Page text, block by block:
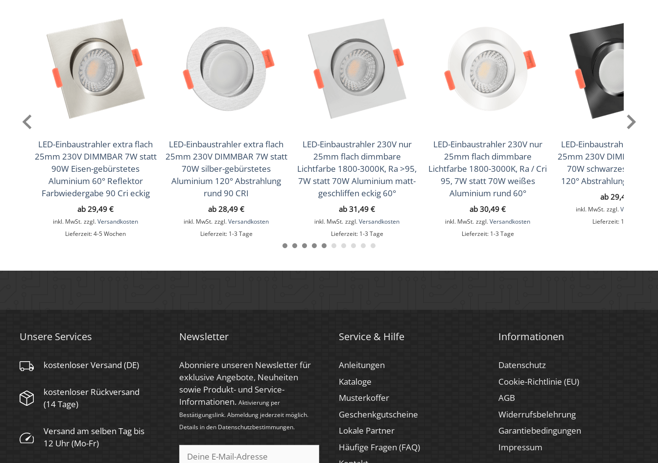
Lichtfarbtemperatur
2700K (Warmweiß), 3000K (Warmweiß), 4000K (Neutralweiß)
Farbwiedergabe (CRI /
90
Schutzklasse (IP)
IP65
Mittlere Lebensdauer
Schwenkbar
Nein
Material
Aluminium
Ultraflach
Schaltzyklen
> 15.000
Herstellergarantie
4 Jahre
Für Möbeleinbau
geeignet
Ja
LED-Einbaustrahler extra flach
25mm 230V DIMMBAR 7W statt
90W Eisen-gebürstetes
Aluminium 60° Reflektor
Farbwiedergabe 90 Cri eckig
ab 29,49 €
inkl. MwSt. zzgl.Versandkosten
Lieferzeit:4-5 Wochen
LED-Einbaustrahler extra flach
25mm 230V DIMMBAR 7W statt
70W silber-gebürstetes
Aluminium 120° Abstrahlung
rund 90 CRI
ab 28,49 €
inkl. MwSt. zzgl.Versandkosten
Lieferzeit: 1-3 Tage
LED-Einbaustrahler 230V nur
25mm flach dimmbare
Lichtfarbe 1800-3000K, Ra >95,
7W statt 70W Aluminium matt-
geschliffen eckig 60°
ab 31,49 €
inkl. MwSt. zzgl.Versandkosten
Lieferzeit: 1-3 Tage
LED-Einbaustrahler 230V nur
25mm flach dimmbare
Lichtfarbe 1800-3000K, Ra / Cri
95, 7W statt 70W weißes
Aluminium rund 60°
ab 30,49 €
inkl. MwSt. zzgl.Versandkosten
Lieferzeit: 1-3 Tage
LED-Einbaustrahler extra
25mm 230V DIMMBAR
70W schwarzes
120° Abstrahlung eckig
ab 29,49
inkl. MwSt. zzgl.
Lieferzeit: 1-3 Tage
Unsere Services
kostenloser Versand (DE)
kostenloser Rückversand
(14 Tage)
Versand am selben Tag bis
12 Uhr (Mo-Fr)
Newsletter
Abonniere unseren Newsletter für
exklusive Angebote, Neuheiten
sowie Produkt- und Service-
Informationen. Aktivierung per
Bestätigungslink. Abmeldung jederzeit möglich.
Details in den Datenschutzbestimmungen.
Service & Hilfe
Anleitungen
Kataloge
Musterkoffer
Geschenkgutscheine
Lokale Partner
Häufige Fragen (FAQ)
Informationen
Datenschutz
Cookie-Richtlinie (EU)
AGB
Widerrufsbelehrung
Garantiebedingungen
Impressum